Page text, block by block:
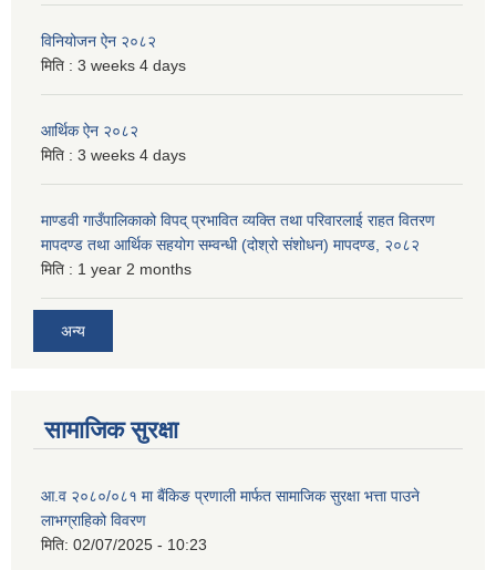
विनियोजन ऐन २०८२
मिति : 3 weeks 4 days
आर्थिक ऐन २०८२
मिति : 3 weeks 4 days
माण्डवी गाउँपालिकाको विपद् प्रभावित व्यक्ति तथा परिवारलाई राहत वितरण
मापदण्ड तथा आर्थिक सहयोग सम्वन्धी (दोश्रो संशोधन) मापदण्ड, २०८२
मिति : 1 year 2 months
अन्य
सामाजिक सुरक्षा
आ.व २०८०/०८१ मा बैंकिङ प्रणाली मार्फत सामाजिक सुरक्षा भत्ता पाउने
लाभग्राहिको विवरण
मिति: 02/07/2025 - 10:23